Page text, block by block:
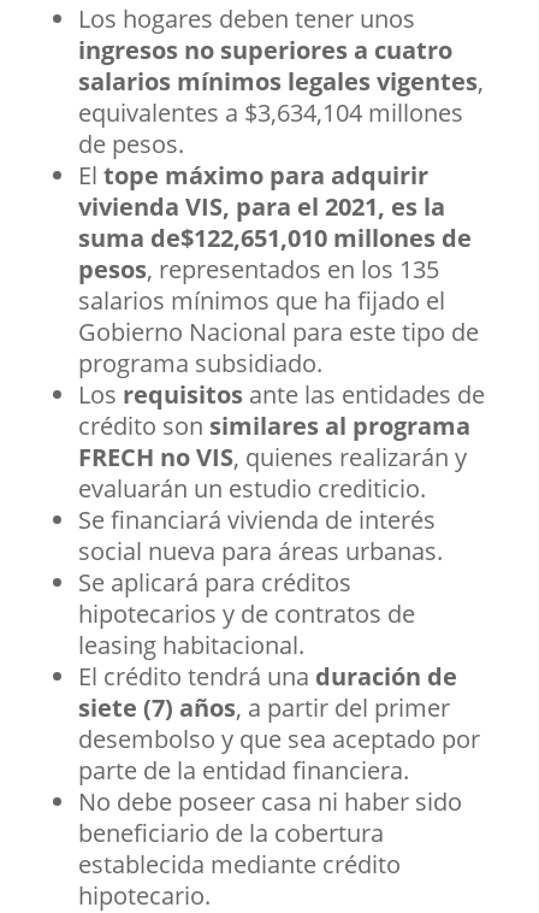
Los hogares deben tener unos
ingresos no superiores a cuatro
salarios mínimos legales vigentes,
equivalentes a $3,634,104 millones
de pesos.
El tope máximo para adquirir
vivienda VIS, para el 2021, es la
suma de$122,651,010 millones de
pesos, representados en los 135
salarios mínimos que ha fijado el
Gobierno Nacional para este tipo de
programa subsidiado.
Los requisitosante las entidades de
crédito son similares al programa
FRECH no VIS, quienes realizarán y
evaluarán un estudio crediticio.
Se financiará vivienda de interés
social nueva para áreas urbanas.
Se aplicará para créditos
hipotecarios y de contratos de
leasing habitacional.
El crédito tendrá una duración de
siete (7) años, a partir del primer
desembolso y que sea aceptado por
parte de la entidad financiera.
No debe poseer casa ni haber sido
beneficiario de la cobertura
establecida mediante crédito
hipotecario.